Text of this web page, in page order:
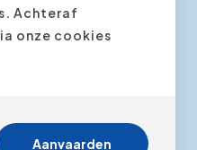
Achteraf
onze cookies
Aanvaarden